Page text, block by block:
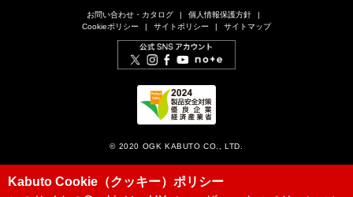
お問い合わせ・カタログ
個人情報保護方針
Cookieポリシー
サイトポリシー サイトマップ
© 2020 OGK KABUTO CO., LTD.
Kabuto Cookie（クッキー）ポリシー